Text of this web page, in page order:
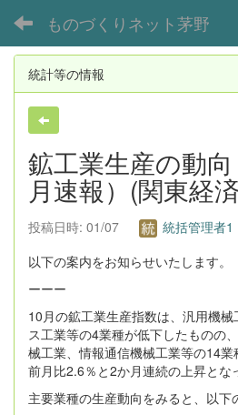
ものづくりネット茅野
統計等の情報
鉱工業生産の動
月速報）(関東経
投稿日時: 01/07
統括管理者1
以下の案内をお知らせいたします。
ーーー
10月の鉱工業生産指数は、汎用機
ス工業等の4業種が低下したものの
械工業、情報通信機械工業等の14業
前月比2.6％と2か月連続の上昇とな
主要業種の生産動向をみると、以下